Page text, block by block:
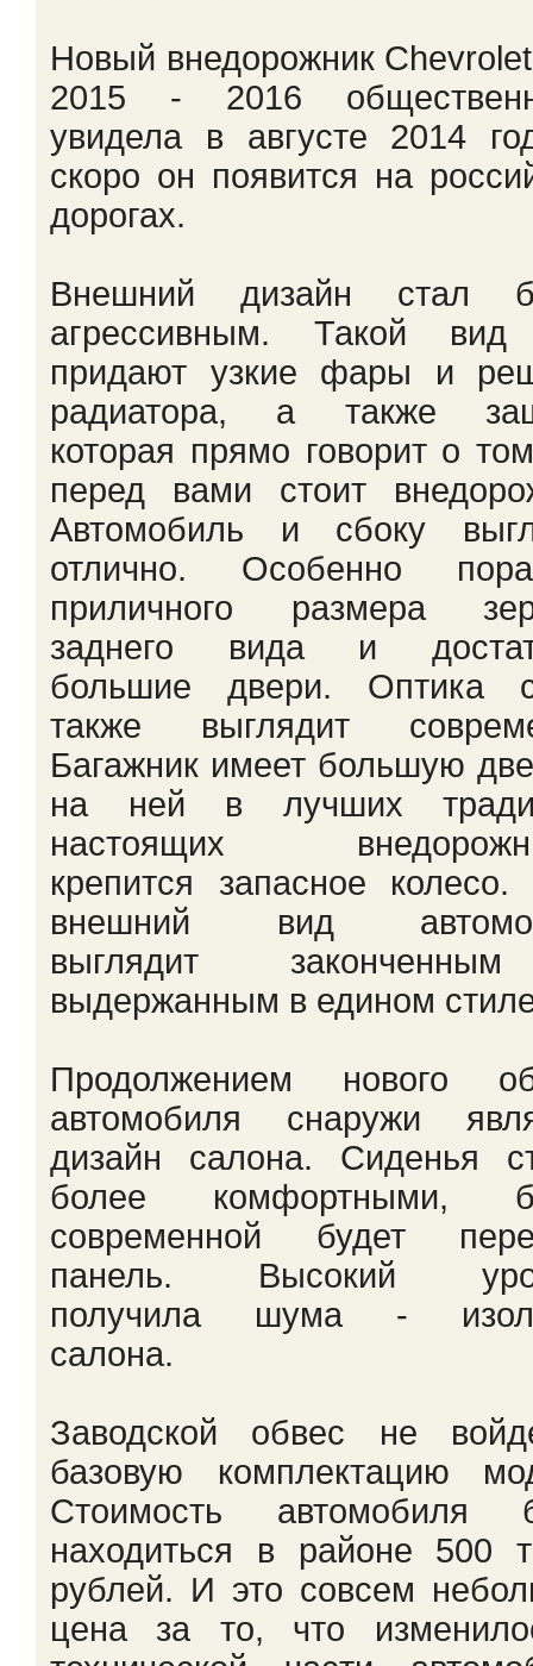
Новый внедорожник
2015 - 2016
увидела в августе 2014
скоро он появится на
дорогах.
Внешний дизайн стал
агрессивным. Такой
придают узкие фары и
радиатора, а также
которая прямо говорит о
перед вами стоит
Автомобиль и сбоку
отлично. Особенно
приличного размера
заднего вида и
большие двери. Оптика
также выглядит
Багажник имеет большую
на ней в лучших
настоящих
крепится запасное колесо.
внешний вид
выглядит
выдержанным в едином
Продолжением нового
автомобиля снаружи
дизайн салона. Сиденья
более комфортными,
современной будет
панель. Высокий
получила шума -
салона.
Заводской обвес не
базовую комплектацию
Стоимость автомобиля
находиться в районе 500
рублей. И это совсем
цена за то, что